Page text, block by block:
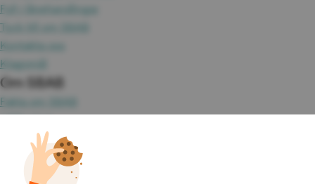
Fyll i lånehandlingar
Tyck till om SBAB
Kontakta oss
Klagomål
Om SBAB
Fakta om SBAB
Jobba hos oss
Investor Relations